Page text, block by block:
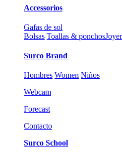
Accessorios
Gafas de sol
Bolsas Toallas & ponchos
Surco Brand
Hombres Women Niños
Webcam
Forecast
Contacto
Surco School